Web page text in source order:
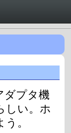
ダプタ機
しい。ホ
。